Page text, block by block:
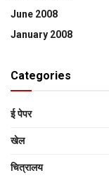
June 2008
January 2008
Categories
ई पेपर
खेल
चित्रालय